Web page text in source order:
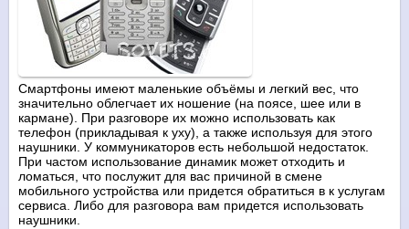
Смартфоны имеют маленькие объёмы и легкий вес, что
значительно облегчает их ношение (на поясе, шее или в
кармане). При разговоре их можно использовать как
телефон (прикладывая к уху), а также используя для этого
наушники. У коммуникаторов есть небольшой недостаток.
При частом использование динамик может отходить и
ломаться, что послужит для вас причиной в смене
мобильного устройства или придется обратиться в к услугам
сервиса. Либо для разговора вам придется использовать
наушники.